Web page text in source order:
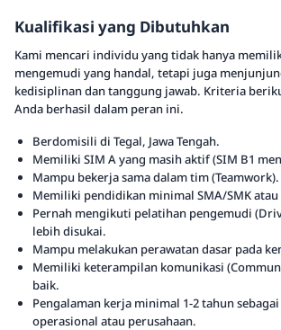
Kualifikasi yang Dibutuhkan
Kami mencari individu yang tidak hanya
mengemudi yang handal, tetapi juga
kedisiplinan dan tanggung jawab. Kriteria
Anda berhasil dalam peran ini.
Berdomisili di Tegal, Jawa Tengah.
Memiliki SIM A yang masih aktif (SIM B1
Mampu bekerja sama dalam tim (Teamwork).
Memiliki pendidikan minimal SMA/SMK atau
Pernah mengikuti pelatihan pengemudi
lebih disukai.
Mampu melakukan perawatan dasar pada
Memiliki keterampilan komunikasi
baik.
Pengalaman kerja minimal 1-2 tahun
operasional atau perusahaan.